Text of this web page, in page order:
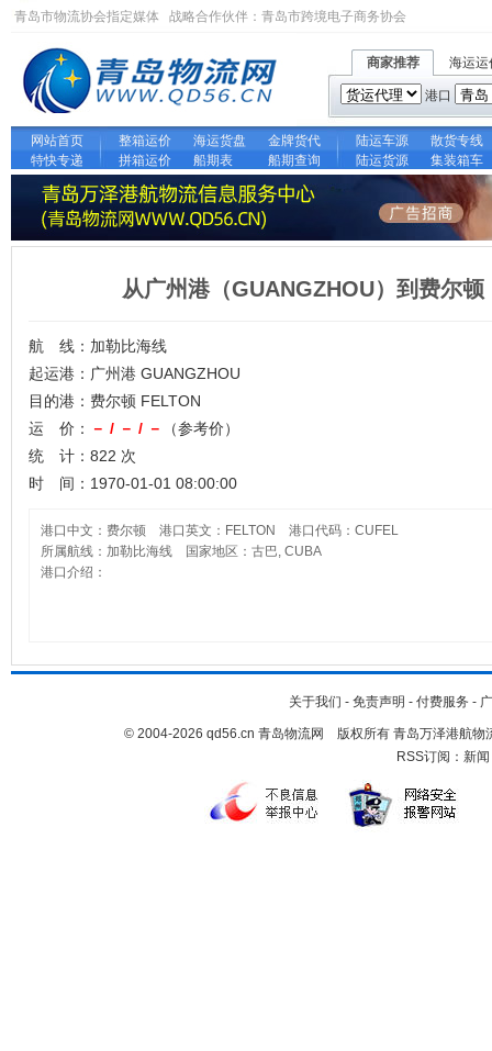
青岛市物流协会指定媒体 战略合作伙伴： 青岛市跨境电子商务协会
商家推荐 海运运
港口
网站首页 整箱运价 海运货盘 金牌货代 陆运车源
散货专线
特快专递
拼箱运价 船期表 船期查询 陆运货源 集装箱车
从广州港（GUANGZHOU）到费尔
航 线：加勒比海线
起运港：广州港 GUANGZHOU
目的港：费尔顿 FELTON
运 价：
－ / － / －
（参考价）
统 计：822 次
时 间：1970-01-01 08:00:00
港口中文：费尔顿 港口英文：FELTON 港口代码：CUFEL
所属航线：加勒比海线 国家地区：古巴, CUBA
港口介绍：
关于我们 - 免责声明 - 付费服务 -
© 2004-2026 qd56.cn 青岛物流网 版权所有 青岛万泽港航物
RSS订阅： 新闻